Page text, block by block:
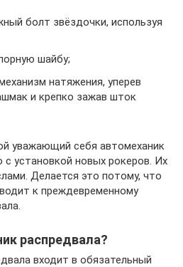
болт звёздочки, используя
шайбу;
натяжения, уперев
и крепко зажав шток
уважающий себя автомеханик
установкой новых рокеров. Их
Делается это потому, что
к преждевременному
распредвала?
входит в обязательный